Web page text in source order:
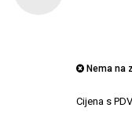
Nema na
Cijena s